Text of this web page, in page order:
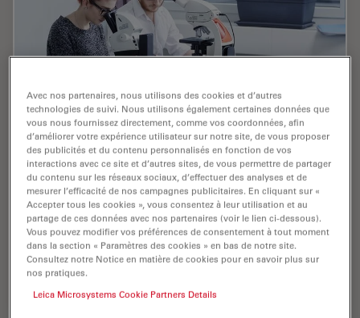
Digital Classroom Options
As teachers, you know your big challenge is to catch
and keep the students’ attention and the best chance
for this is by making the environment interactive. In the
case of the Microscopy Classroom, we…
Jul 09, 2019
Avec nos partenaires, nous utilisons des cookies et d’autres
technologies de suivi. Nous utilisons également certaines données que
vous nous fournissez directement, comme vos coordonnées, afin
d’améliorer votre expérience utilisateur sur notre site, de vous proposer
des publicités et du contenu personnalisés en fonction de vos
interactions avec ce site et d’autres sites, de vous permettre de partager
du contenu sur les réseaux sociaux, d’effectuer des analyses et de
mesurer l’efficacité de nos campagnes publicitaires. En cliquant sur «
Accepter tous les cookies », vous consentez à leur utilisation et au
partage de ces données avec nos partenaires (voir le lien ci-dessous).
Vous pouvez modifier vos préférences de consentement à tout moment
dans la section « Paramètres des cookies » en bas de notre site.
Consultez notre Notice en matière de cookies pour en savoir plus sur
nos pratiques.
Leica Microsystems Cookie Partners Details